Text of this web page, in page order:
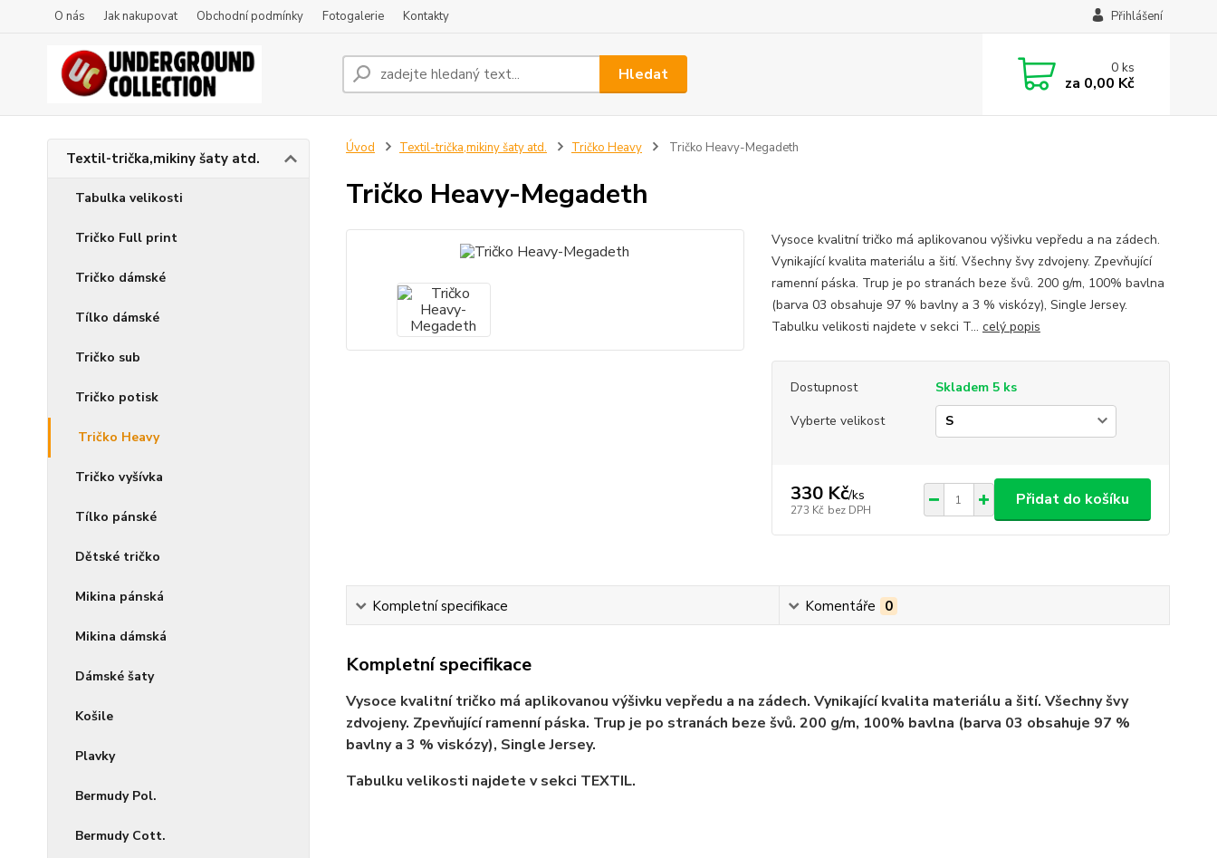
O nás Jak nakupovat Obchodní podmínky Fotogalerie Kontakty Přihlášení
Hledat 0ks
za 0,00 Kč
Textil-trička,mikiny šaty atd.
Tabulka velikosti
Tričko Full print
Tričko dámské
Tílko dámské
Tričko sub
Tričko potisk
Tričko Heavy
Tričko vyšívka
Tílko pánské
Dětské tričko
Mikina pánská
Mikina dámská
Dámské šaty
Košile
Plavky
Bermudy Pol.
Bermudy Cott.
Úvod Textil-trička,mikiny šaty atd. Tričko Heavy Tričko Heavy-Megadeth
Tričko Heavy-Megadeth
Vysoce kvalitní tričko má aplikovanou výšivku vepředu a na zádech.
Vynikající kvalita materiálu a šití. Všechny švy zdvojeny. Zpevňující
ramenní páska. Trup je po stranách beze švů. 200 g/m, 100% bavlna
(barva 03 obsahuje 97 % bavlny a 3 % viskózy), Single Jersey.
Tabulku velikosti najdete v sekci T... celý popis
Dostupnost
Skladem 5 ks
Vyberte velikost
330 Kč/ks
273 Kč bez DPH
Přidat do košíku
Kompletní specifikace Komentáře 0
Kompletní specifikace
Vysoce kvalitní tričko má aplikovanou výšivku vepředu a na zádech. Vynikající kvalita materiálu a šití. Všechny švy
zdvojeny. Zpevňující ramenní páska. Trup je po stranách beze švů. 200 g/m, 100% bavlna (barva 03 obsahuje 97 %
bavlny a 3 % viskózy), Single Jersey.
Tabulku velikosti najdete v sekci TEXTIL.